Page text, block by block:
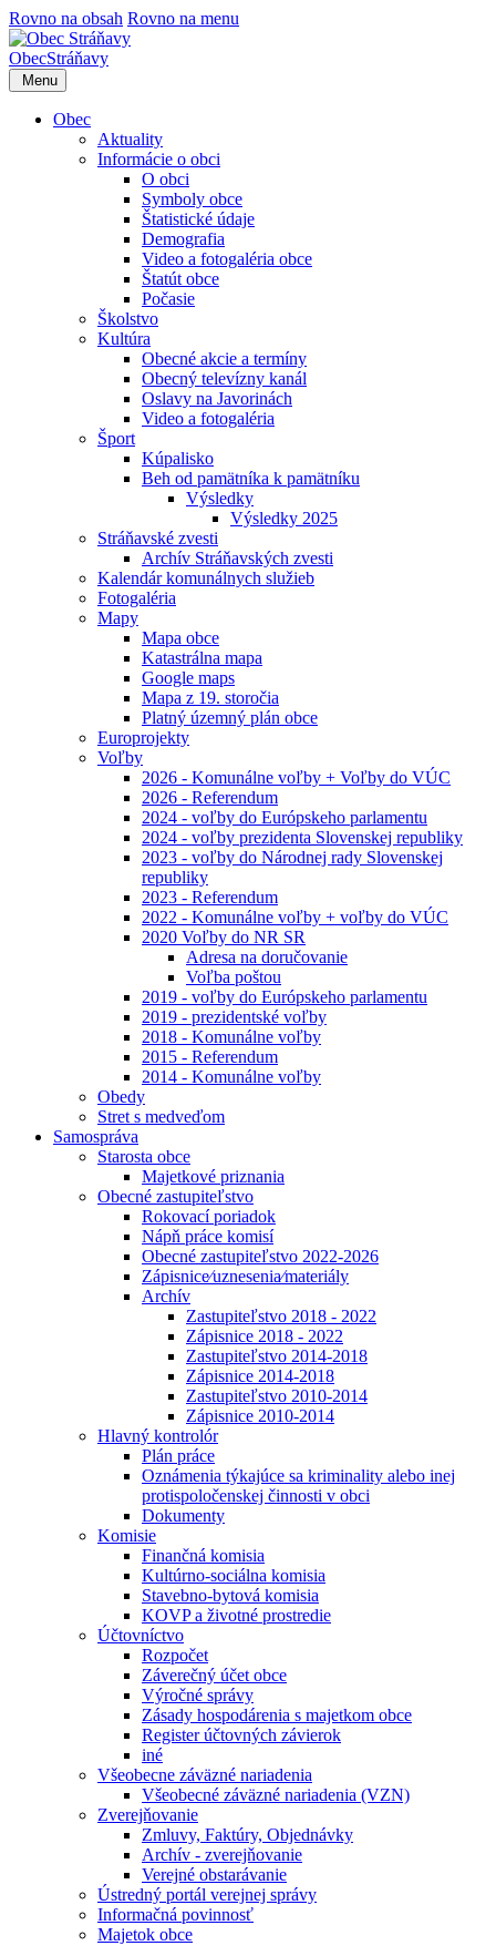
Rovno na obsah Rovno na menu
ObecStráňavy
Menu
Obec
Aktuality
Informácie o obci
O obci
Symboly obce
Štatistické údaje
Demografia
Video a fotogaléria obce
Štatút obce
Počasie
Školstvo
Kultúra
Obecné akcie a termíny
Obecný televízny kanál
Oslavy na Javorinách
Video a fotogaléria
Šport
Kúpalisko
Beh od pamätníka k pamätníku
Výsledky
Výsledky 2025
Stráňavské zvesti
Archív Stráňavských zvesti
Kalendár komunálnych služieb
Fotogaléria
Mapy
Mapa obce
Katastrálna mapa
Google maps
Mapa z 19. storočia
Platný územný plán obce
Europrojekty
Voľby
2026 - Komunálne voľby + Voľby do VÚC
2026 - Referendum
2024 - voľby do Európskeho parlamentu
2024 - voľby prezidenta Slovenskej republiky
2023 - voľby do Národnej rady Slovenskej
republiky
2023 - Referendum
2022 - Komunálne voľby + voľby do VÚC
2020 Voľby do NR SR
Adresa na doručovanie
Voľba poštou
2019 - voľby do Európskeho parlamentu
2019 - prezidentské voľby
2018 - Komunálne voľby
2015 - Referendum
2014 - Komunálne voľby
Obedy
Stret s medveďom
Samospráva
Starosta obce
Majetkové priznania
Obecné zastupiteľstvo
Rokovací poriadok
Nápň práce komisí
Obecné zastupiteľstvo 2022-2026
Zápisnice⁄uznesenia⁄materiály
Archív
Zastupiteľstvo 2018 - 2022
Zápisnice 2018 - 2022
Zastupiteľstvo 2014-2018
Zápisnice 2014-2018
Zastupiteľstvo 2010-2014
Zápisnice 2010-2014
Hlavný kontrolór
Plán práce
Oznámenia týkajúce sa kriminality alebo inej
protispoločenskej činnosti v obci
Dokumenty
Komisie
Finančná komisia
Kultúrno-sociálna komisia
Stavebno-bytová komisia
KOVP a životné prostredie
Účtovníctvo
Rozpočet
Záverečný účet obce
Výročné správy
Zásady hospodárenia s majetkom obce
Register účtovných závierok
iné
Všeobecne záväzné nariadenia
Všeobecné záväzné nariadenia (VZN)
Zverejňovanie
Zmluvy, Faktúry, Objednávky
Archív - zverejňovanie
Verejné obstarávanie
Ústredný portál verejnej správy
Informačná povinnosť
Majetok obce